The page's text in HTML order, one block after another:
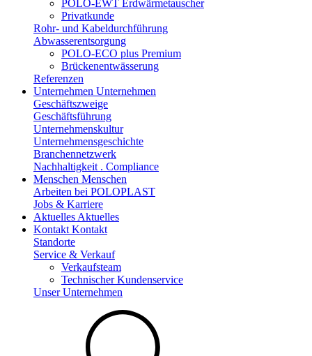
POLO-EWT Erdwärmetauscher
Privatkunde
Rohr- und Kabeldurchführung
Abwasserentsorgung
POLO-ECO plus Premium
Brückenentwässerung
Referenzen
Unternehmen Unternehmen
Geschäftszweige
Geschäftsführung
Unternehmenskultur
Unternehmensgeschichte
Branchennetzwerk
Nachhaltigkeit . Compliance
Menschen Menschen
Arbeiten bei POLOPLAST
Jobs & Karriere
Aktuelles Aktuelles
Kontakt Kontakt
Standorte
Service & Verkauf
Verkaufsteam
Technischer Kundenservice
Unser Unternehmen